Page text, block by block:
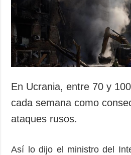
En Ucrania, entre 70 y
cada semana como
ataques rusos.
Así lo dijo el ministro del